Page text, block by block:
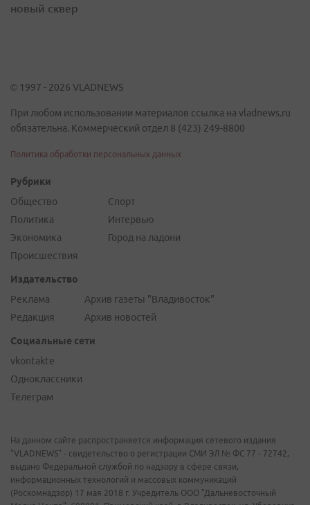
новый сквер
© 1997 - 2026 VLADNEWS
При любом использовании материалов ссылка на vladnews.ru
обязательна. Коммерческий отдел 8 (423) 249-8800
Политика обработки персональных данных
Рубрики
Общество
Политика
Экономика
Происшествия
Спорт
Интервью
Город на ладони
Издательство
Реклама
Редакция
Архив газеты "Владивосток"
Архив новостей
Социальные сети
vkontakte
Одноклассники
Телеграм
На данном сайте распространяется информация сетевого издания
"VLADNEWS" - свидетельство о регистрации СМИ ЭЛ № ФС 77 - 72742,
выдано Федеральной службой по надзору в сфере связи,
информационных технологий и массовых коммуникаций
(Роскомнадзор) 17 мая 2018 г. Учредитель ООО "Дальневосточный